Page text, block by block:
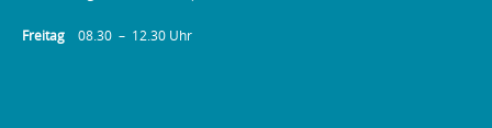
Freitag 08.30 – 12.30 Uhr